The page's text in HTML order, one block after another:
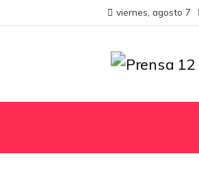
viernes, agosto 7